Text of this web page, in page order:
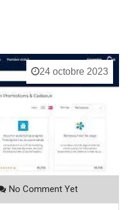
24 octobre 2023
No Comment Yet